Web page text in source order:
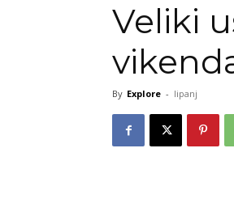
Veliki
By Explore - lipanj